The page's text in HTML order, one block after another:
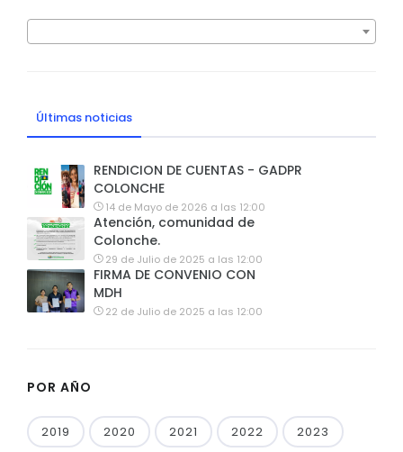
Últimas noticias
RENDICION DE CUENTAS - GADPR
COLONCHE
14 de Mayo de 2026 a las 12:00
Atención, comunidad de
Colonche.
29 de Julio de 2025 a las 12:00
FIRMA DE CONVENIO CON
MDH
22 de Julio de 2025 a las 12:00
POR AÑO
2019 2020 2021 2022 2023